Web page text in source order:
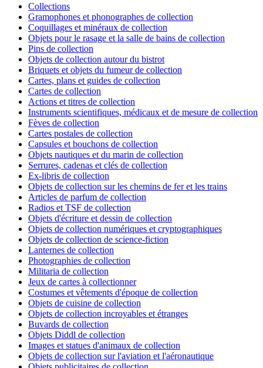
Collections
Gramophones et phonographes de collection
Coquillages et minéraux de collection
Objets pour le rasage et la salle de bains de collection
Pins de collection
Objets de collection autour du bistrot
Briquets et objets du fumeur de collection
Cartes, plans et guides de collection
Cartes de collection
Actions et titres de collection
Instruments scientifiques, médicaux et de mesure de collection
Fèves de collection
Cartes postales de collection
Capsules et bouchons de collection
Objets nautiques et du marin de collection
Serrures, cadenas et clés de collection
Ex-libris de collection
Objets de collection sur les chemins de fer et les trains
Articles de parfum de collection
Radios et TSF de collection
Objets d'écriture et dessin de collection
Objets de collection numériques et cryptographiques
Objets de collection de science-fiction
Lanternes de collection
Photographies de collection
Militaria de collection
Jeux de cartes à collectionner
Costumes et vêtements d'époque de collection
Objets de cuisine de collection
Objets de collection incroyables et étranges
Buvards de collection
Objets Diddl de collection
Images et statues d'animaux de collection
Objets de collection sur l'aviation et l'aéronautique